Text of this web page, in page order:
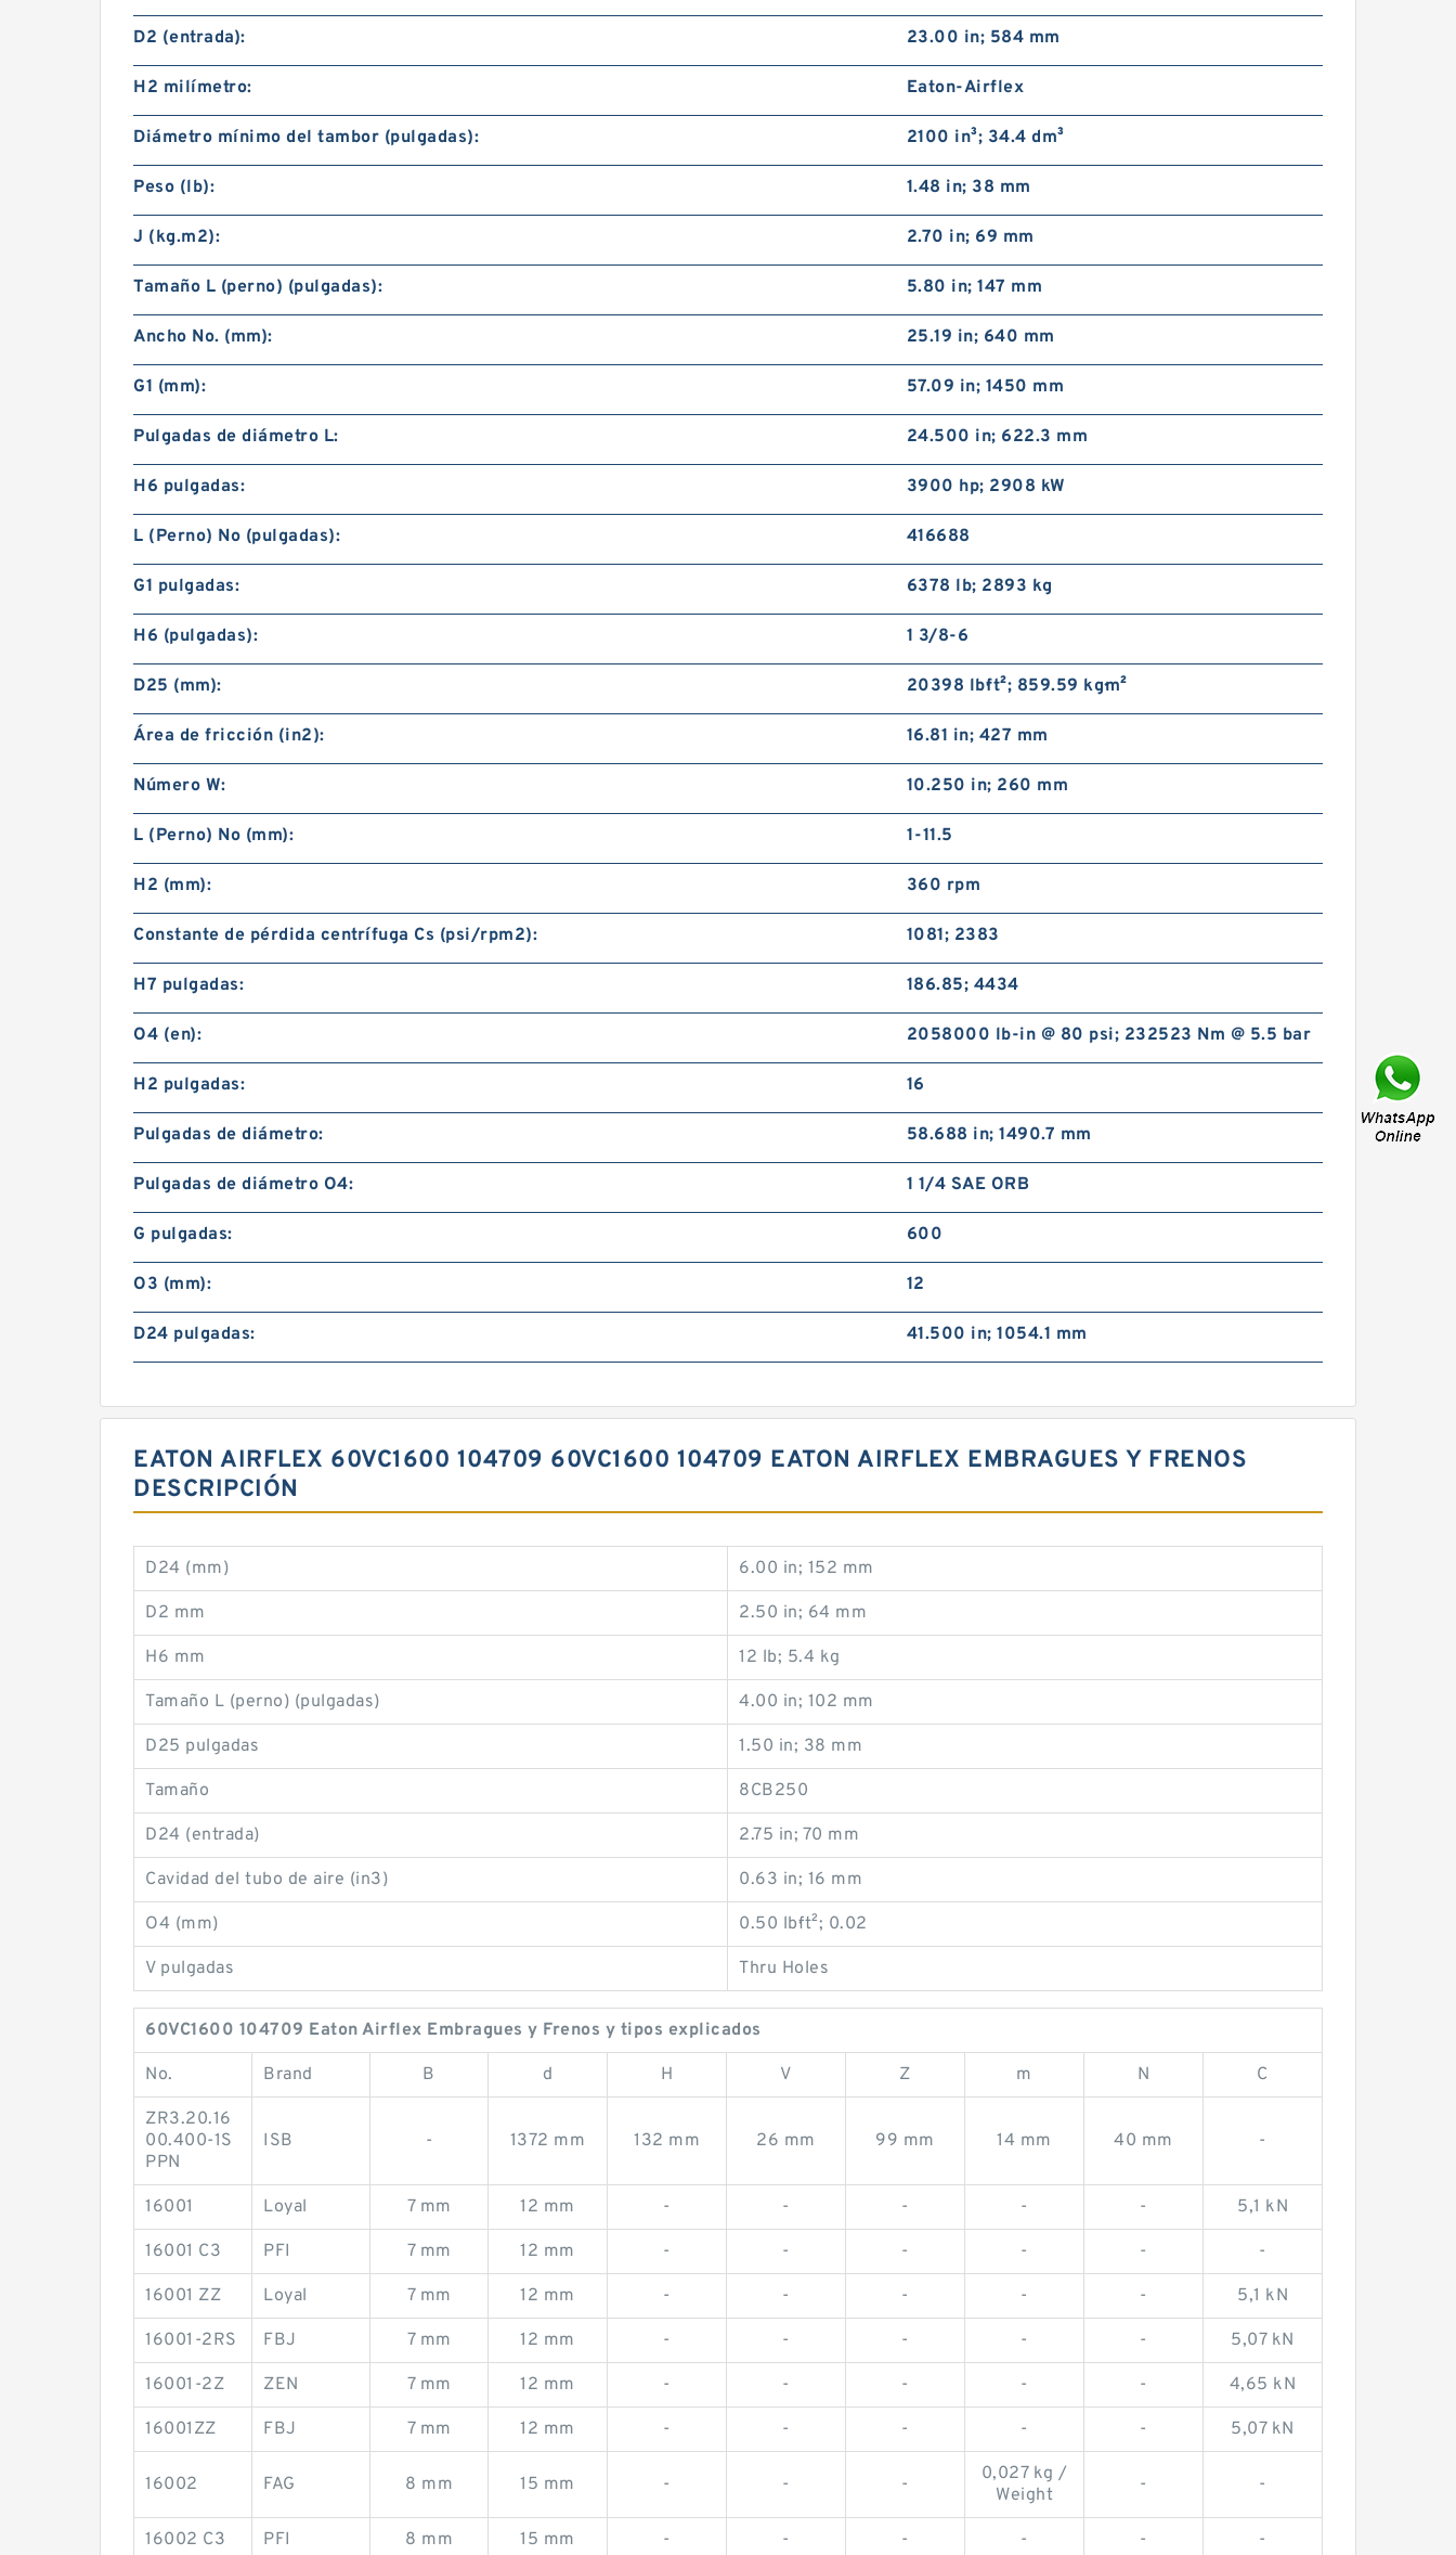
D2 (entrada): 23.00 in; 584 mm
H2 milímetro: Eaton-Airflex
Diámetro mínimo del tambor (pulgadas): 2100 in³; 34.4 dm³
Peso (lb): 1.48 in; 38 mm
J (kg.m2): 2.70 in; 69 mm
Tamaño L (perno) (pulgadas): 5.80 in; 147 mm
Ancho No. (mm): 25.19 in; 640 mm
G1 (mm): 57.09 in; 1450 mm
Pulgadas de diámetro L: 24.500 in; 622.3 mm
H6 pulgadas: 3900 hp; 2908 kW
L (Perno) No (pulgadas): 416688
G1 pulgadas: 6378 lb; 2893 kg
H6 (pulgadas): 1 3/8-6
D25 (mm): 20398 lb·ft²; 859.59 kg·m²
Área de fricción (in2): 16.81 in; 427 mm
Número W: 10.250 in; 260 mm
L (Perno) No (mm): 1-11.5
H2 (mm): 360 rpm
Constante de pérdida centrífuga Cs (psi/rpm2): 1081; 2383
H7 pulgadas: 186.85; 4434
O4 (en): 2058000 lb-in @ 80 psi; 232523 Nm @ 5.5 bar
H2 pulgadas: 16
Pulgadas de diámetro: 58.688 in; 1490.7 mm
Pulgadas de diámetro O4: 1 1/4 SAE ORB
G pulgadas: 600
O3 (mm): 12
D24 pulgadas: 41.500 in; 1054.1 mm
EATON AIRFLEX 60VC1600 104709 60VC1600 104709 EATON AIRFLEX EMBRAGUES Y FRENOS
DESCRIPCIÓN
D24 (mm) 6.00 in; 152 mm
D2 mm 2.50 in; 64 mm
H6 mm 12 lb; 5.4 kg
Tamaño L (perno) (pulgadas) 4.00 in; 102 mm
D25 pulgadas 1.50 in; 38 mm
Tamaño 8CB250
D24 (entrada) 2.75 in; 70 mm
Cavidad del tubo de aire (in3) 0.63 in; 16 mm
O4 (mm) 0.50 lb·ft²; 0.02
V pulgadas Thru Holes
60VC1600 104709 Eaton Airflex Embragues y Frenos y tipos explicados
No. Brand B d H V Z m N C
ZR3.20.16
00.400-1S
PPN
ISB - 1372 mm 132 mm 26 mm 99 mm 14 mm 40 mm -
16001 Loyal 7 mm 12 mm - - - - - 5,1 kN
16001 C3 PFI 7 mm 12 mm - - - - - -
16001 ZZ Loyal 7 mm 12 mm - - - - - 5,1 kN
16001-2RS FBJ 7 mm 12 mm - - - - - 5,07 kN
16001-2Z ZEN 7 mm 12 mm - - - - - 4,65 kN
16001ZZ FBJ 7 mm 12 mm - - - - - 5,07 kN
16002 FAG 8 mm 15 mm - - -
0,027 kg /
Weight
- -
16002 C3 PFI 8 mm 15 mm - - - - - -